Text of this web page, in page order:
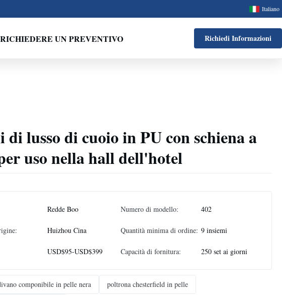
Italiano
RICHIEDERE UN PREVENTIVO Richiedi Informazioni
di lusso di cuoio in PU con schiena a
uso nella hall dell'hotel
Redde Boo Numero di modello: 402
Huizhou Cina Quantità minima di ordine: 9 insiemi
USD$95-USD$399 Capacità di fornitura: 250 set ai giorni
componibile in pelle nera
poltrona chesterfield in pelle